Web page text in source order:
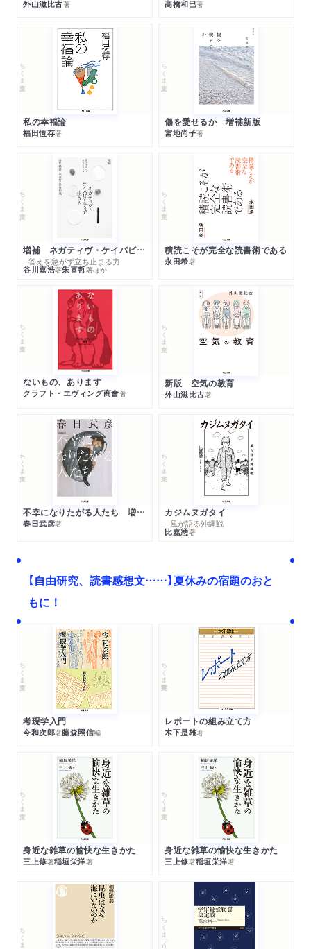
外山滋比古著 高橋和巳著
ちくま文庫
私の幸福論
福田恆存著
ちくま文庫
傷を愛せるか 増補新版
宮地尚子著
ちくま文庫
増補 ネガティヴ・ケイパビリティで生きる
─答えを急がず立ち止まる力
谷川嘉浩著朱喜哲著ほか
ちくま文庫
積読こそが完全な読書術である
永田希著
ちくま文庫
ないもの、あります
クラフト・エヴィング商會著
ちくま文庫
新版 空気の教育
外山滋比古著
ちくま文庫
不幸になりたがる人たち 増補新版
春日武彦著
ちくま文庫
カジムヌガタイ
─風が語る沖縄戦
比嘉慂著
【自由研究、読書感想文……】夏休みの宿題のおと
もに！
ちくま文庫
考現学入門
今和次郎著藤森照信編
ちくま学芸文庫
レポートの組み立て方
木下是雄著
ちくま文庫
身近な雑草の愉快な生きかた
三上修著稲垣栄洋著
ちくま文庫
身近な雑草の愉快な生きかた
三上修著稲垣栄洋著
ちくま新書 ちくまプリマー新書